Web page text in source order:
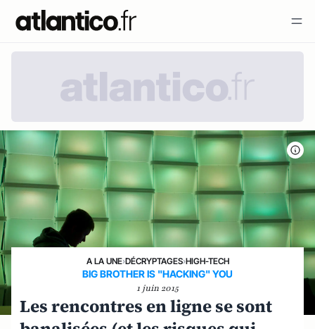
A LA UNE›DÉCRYPTAGES›HIGH-TECH
BIG BROTHER IS "HACKING" YOU
1 juin 2015
Les rencontres en ligne se sont